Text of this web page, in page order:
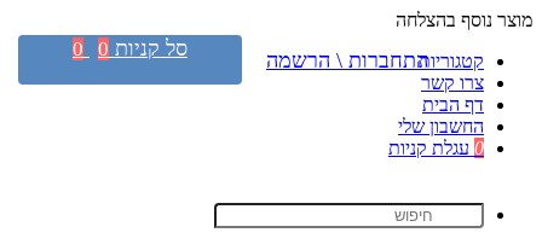
מוצר נוסף בהצלחה
קטגוריות
צרו קשר
דף הבית
החשבון שלי
0 עגלת קניות
התחברות \ הרשמה סל קניות 0
0